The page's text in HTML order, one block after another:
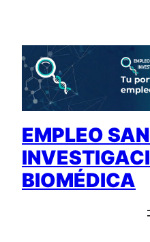
contenido
EMPLEO
BIOMÉDICA